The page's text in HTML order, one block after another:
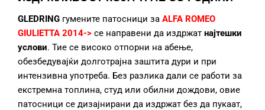
GLEDRING гумените патосници за ALFA ROMEO
GIULIETTA 2014-> се направени да издржат најтешки
услови. Тие се високо отпорни на абење,
обезбедувајќи долготрајна заштита дури и при
интензивна употреба. Без разлика дали се работи за
екстремна топлина, студ или обилни дождови, овие
патосници се дизајнирани да издржат без да пукаат,